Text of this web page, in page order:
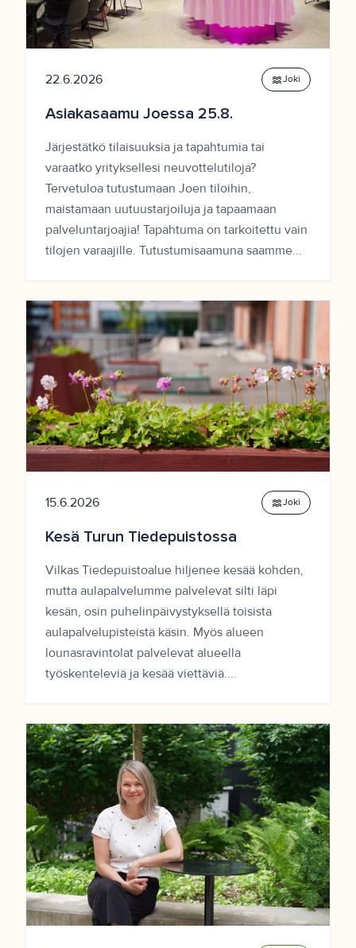
22.6.2026 wavesJoki
Asiakasaamu Joessa 25.8.
Järjestätkö tilaisuuksia ja tapahtumia tai
varaatko yrityksellesi neuvottelutiloja?
Tervetuloa tutustumaan Joen tiloihin,
maistamaan uutuustarjoiluja ja tapaamaan
palveluntarjoajia! Tapahtuma on tarkoitettu vain
tilojen varaajille. Tutustumisaamuna saamme...
15.6.2026 wavesJoki
Kesä Turun Tiedepuistossa
Vilkas Tiedepuistoalue hiljenee kesää kohden,
mutta aulapalvelumme palvelevat silti läpi
kesän, osin puhelinpäivystyksellä toisista
aulapalvelupisteistä käsin. Myös alueen
lounasravintolat palvelevat alueella
työskenteleviä ja kesää viettäviä....